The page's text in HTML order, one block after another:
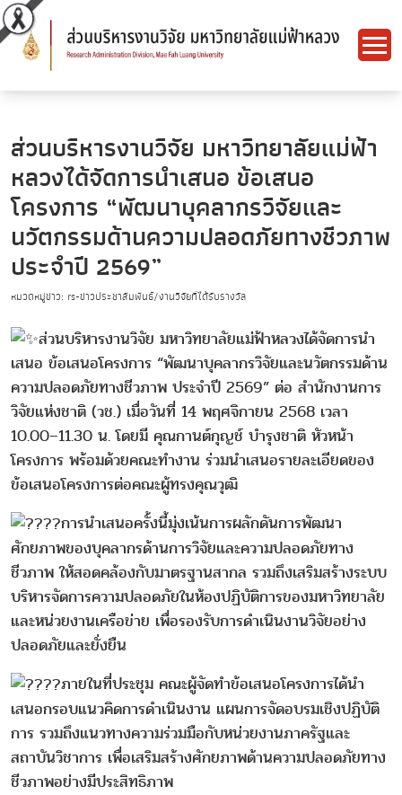
ส่วนบริหารงานวิจัย มหาวิทยาลัยแม่ฟ้า
หลวงได้จัดการนำเสนอ ข้อเสนอ
โครงการ “พัฒนาบุคลากรวิจัยและ
นวัตกรรมด้านความปลอดภัยทางชีวภาพ
ประจำปี 2569”
หมวดหมู่ข่าว: rs-ข่าวประชาสัมพันธ์/งานวิจัยที่ได้รับรางวัล
ส่วนบริหารงานวิจัย มหาวิทยาลัยแม่ฟ้าหลวงได้จัดการนำ
เสนอ ข้อเสนอโครงการ “พัฒนาบุคลากรวิจัยและนวัตกรรมด้าน
ความปลอดภัยทางชีวภาพ ประจำปี 2569” ต่อ สำนักงานการ
วิจัยแห่งชาติ (วช.) เมื่อวันที่ 14 พฤศจิกายน 2568 เวลา
10.00–11.30 น. โดยมี คุณกานต์กุญช์ บำรุงชาติ หัวหน้า
โครงการ พร้อมด้วยคณะทำงาน ร่วมนำเสนอรายละเอียดของ
ข้อเสนอโครงการต่อคณะผู้ทรงคุณวุฒิ
การนำเสนอครั้งนี้มุ่งเน้นการผลักดันการพัฒนา
ศักยภาพของบุคลากรด้านการวิจัยและความปลอดภัยทาง
ชีวภาพ ให้สอดคล้องกับมาตรฐานสากล รวมถึงเสริมสร้างระบบ
บริหารจัดการความปลอดภัยในห้องปฏิบัติการของมหาวิทยาลัย
และหน่วยงานเครือข่าย เพื่อรองรับการดำเนินงานวิจัยอย่าง
ปลอดภัยและยั่งยืน
ภายในที่ประชุม คณะผู้จัดทำข้อเสนอโครงการได้นำ
เสนอกรอบแนวคิดการดำเนินงาน แผนการจัดอบรมเชิงปฏิบัติ
การ รวมถึงแนวทางความร่วมมือกับหน่วยงานภาครัฐและ
สถาบันวิชาการ เพื่อเสริมสร้างศักยภาพด้านความปลอดภัยทาง
ชีวภาพอย่างมีประสิทธิภาพ